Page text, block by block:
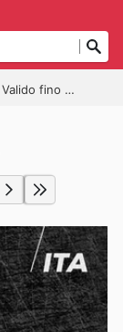
Valido fino al 31/01/2028